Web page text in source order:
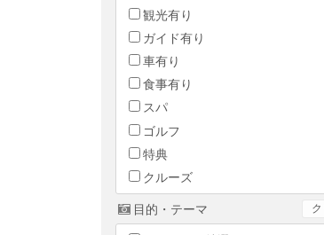
観光有り
ガイド有り
車有り
食事有り
スパ
ゴルフ
特典
クルーズ
目的・テーマ